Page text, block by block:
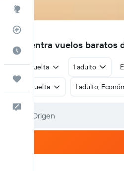
Cuándo ir
5A
Encuentra vuelos baratos
Ida y vuelta 1 adulto
Ida y vuelta 1 adulto,